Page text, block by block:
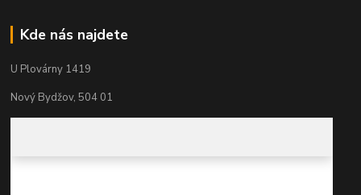
Kde nás najdete
U Plovárny 1419
Nový Bydžov, 504 01